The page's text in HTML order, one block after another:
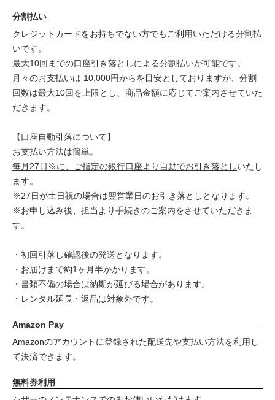
分割払い
クレジットカードをお持ちでない方でもご利用いただける分割払
いです。
最大10回までの口座引き落としによる分割払いが可能です。
月々のお支払いは 10,000円からを目安としておりますが、分割
回数は最大10回を上限とし、商品金額に応じてご案内させていた
だきます。
【口座自動引落について】
お支払い方法は簡単。
毎月27日※に、ご指定の銀行口座より自動でお引き落としいたし
ます。
※27日が土日祝の場合は翌営業日のお引き落としとなります。
※お申し込み後、担当より手続きのご案内をさせていただきま
す。
・初回引落し確認後の発送となります。
・お届けまで約1ヶ月半かかります。
・書類不備の場合は納期が延びる場合があります。
・レンタル延長・返品は対象外です。
Amazon Pay
Amazonのアカウントに登録された配送先や支払い方法を利用し
て決済できます。
無料券利用